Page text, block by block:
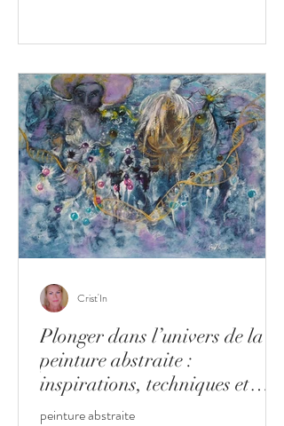
Plonger dans l’univers de la
peinture abstraite :
inspirations, techniques et
décoration
peinture abstraite
Crist'In